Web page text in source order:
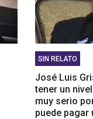
SIN RELATO
José Luis
tener un
muy serio
puede pagar